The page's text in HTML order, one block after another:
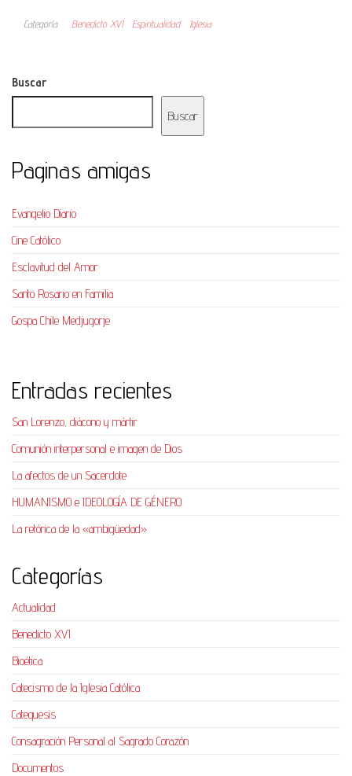
Categoría Benedicto XVI Espiritualidad Iglesia
Buscar
Buscar
Paginas amigas
Evangelio Diario
Cine Católico
Esclavitud del Amor
Santo Rosario en Familia
Gospa Chile Medjugorje
Entradas recientes
San Lorenzo, diácono y mártir
Comunión interpersonal e imagen de Dios
La afectos de un Sacerdote
HUMANISMO e IDEOLOGÍA DE GÉNERO
La retórica de la «ambigüedad»
Categorías
Actualidad
Benedicto XVI
Bioética
Catecismo de la Iglesia Católica
Catequesis
Consagración Personal al Sagrado Corazón
Documentos